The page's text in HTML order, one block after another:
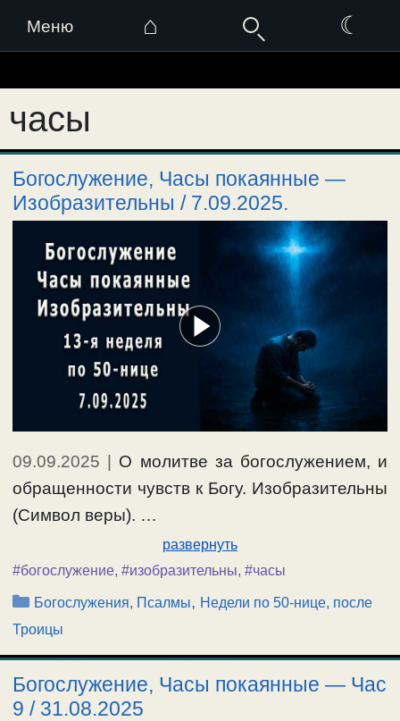
Меню ⌂ ☾
к
содержимому
часы
Богослужение, Часы покаянные —
Изобразительны / 7.09.2025.
09.09.2025 | О молитве за богослужением, и
обращенности чувств к Богу. Изобразительны
(Символ веры). …
развернуть
#богослужение, #изобразительны, #часы
Рубрики
Богослужения, Псалмы, Недели по 50-нице, после
Троицы
Богослужение, Часы покаянные — Час
9 / 31.08.2025